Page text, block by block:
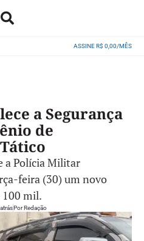
ASSINE R$ 0,00/MÊS
a Segurança
de
a Polícia Militar
feira (30) um novo
mil.
PorRedação